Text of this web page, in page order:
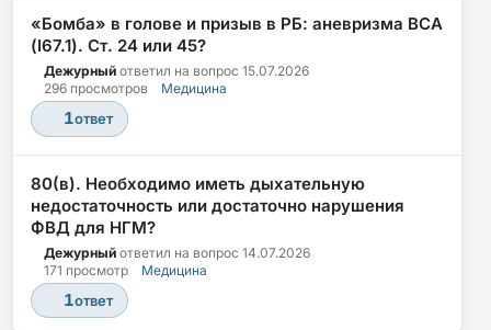
«Бомба» в голове и призыв в РБ: аневризма ВСА
(I67.1). Ст. 24 или 45?
Дежурный ответил на вопрос 15.07.2026
296 просмотров
Медицина
1ответ
80(в). Необходимо иметь дыхательную
недостаточность или достаточно нарушения
ФВД для НГМ?
Дежурный ответил на вопрос 14.07.2026
171 просмотр
Медицина
1ответ